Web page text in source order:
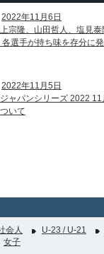
2022年11月6日
宗隆、山田哲人、塩見
各選手が持ち味を存分に
2022年11月5日
ャパンシリーズ 2022
いて
会人 U-23 / U-21
女子